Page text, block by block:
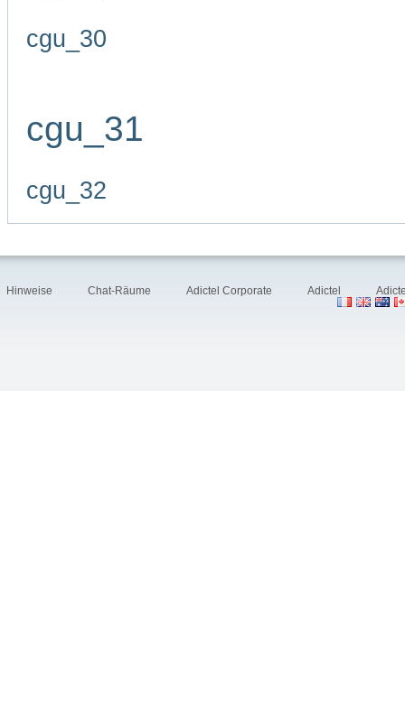
cgu_30
cgu_31
cgu_32
Hinweise Chat-Räume Adictel Corporate Adictel